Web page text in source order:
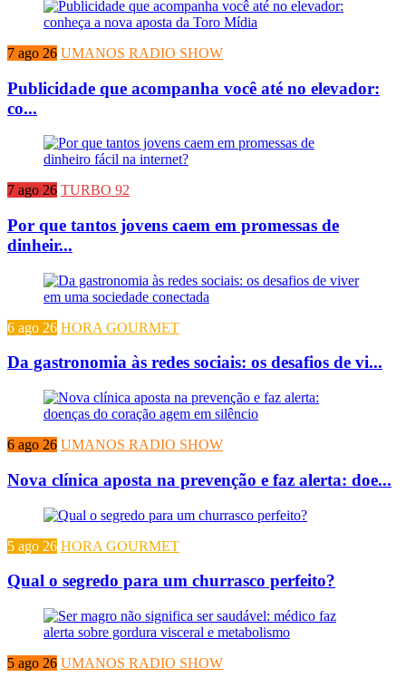
7 ago 26 UMANOS RADIO SHOW
Publicidade que acompanha você até no elevador:
co...
7 ago 26 TURBO 92
Por que tantos jovens caem em promessas de
dinheir...
6 ago 26 HORA GOURMET
Da gastronomia às redes sociais: os desafios de vi...
6 ago 26 UMANOS RADIO SHOW
Nova clínica aposta na prevenção e faz alerta: doe...
5 ago 26 HORA GOURMET
Qual o segredo para um churrasco perfeito?
5 ago 26 UMANOS RADIO SHOW